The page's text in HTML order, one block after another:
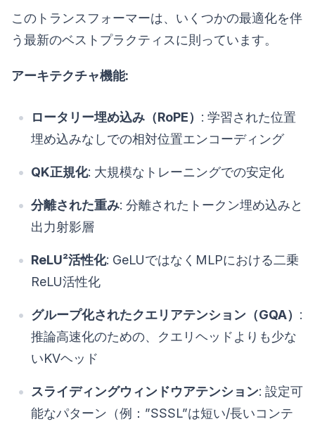
このトランスフォーマーは、いくつかの最適化を伴
う最新のベストプラクティスに則っています。
アーキテクチャ機能:
ロータリー埋め込み（RoPE） : 学習された位置
埋め込みなしでの相対位置エンコーディング
QK正規化: 大規模なトレーニングでの安定化
分離された重み: 分離されたトークン埋め込みと
出力射影層
ReLU²活性化: GeLUではなくMLPにおける二乗
ReLU活性化
グループ化されたクエリアテンション（GQA） :
推論高速化のための、クエリヘッドよりも少な
いKVヘッド
スライディングウィンドウアテンション: 設定可
能なパターン（例：”SSSL”は短い/長いコンテ